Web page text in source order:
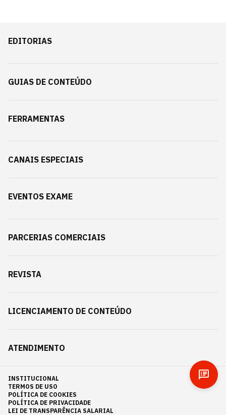
EDITORIAS
GUIAS DE CONTEÚDO
FERRAMENTAS
CANAIS ESPECIAIS
EVENTOS EXAME
PARCERIAS COMERCIAIS
REVISTA
LICENCIAMENTO DE CONTEÚDO
ATENDIMENTO
INSTITUCIONAL
TERMOS DE USO
POLÍTICA DE COOKIES
POLÍTICA DE PRIVACIDADE
LEI DE TRANSPARÊNCIA SALARIAL